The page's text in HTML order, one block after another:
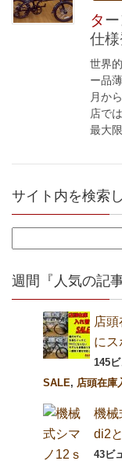
ターン リンク B8 ディスクブレーキ
仕様
世界
ー品
月か
店で
最大
サイト内を検索
週間『人気の記事
店
にス
145
SALE, 店頭在庫
機械
di2
43ビ